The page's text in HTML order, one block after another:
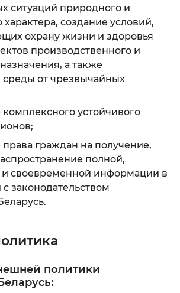
ситуаций природного и
характера, создание условий,
охрану жизни и здоровья
производственного и
а также
от чрезвычайных
устойчивого
граждан на получение,
полной,
и своевременной информации в
с законодательством
политики